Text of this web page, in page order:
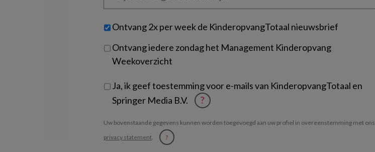
je?
Untitled
Ontvang 2x per week de KinderopvangTotaal nieuwsbrief
Ontvang iedere zondag het Management Kinderopvang
Weekoverzicht
Ja, ik geef toestemming voor e-mails van KinderopvangTotaal en
Springer Media B.V.
?
Uw bovenstaande gegevens kunnen worden toegevoegd aan uw profiel in overeenstemming met ons
privacy statement. ?